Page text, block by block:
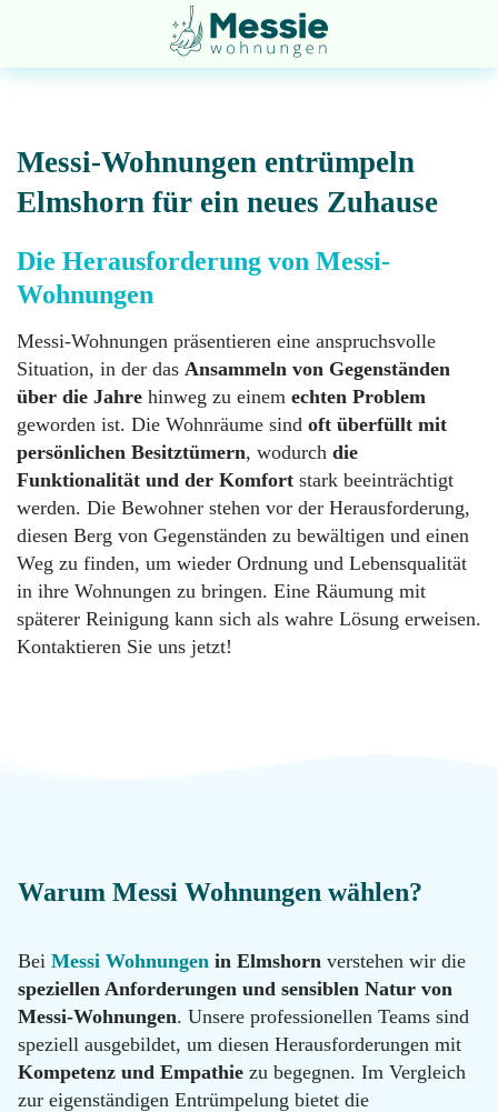
Messi-Wohnungen entrümpeln
Elmshorn für ein neues Zuhause
Die Herausforderung von Messi-
Wohnungen
Messi-Wohnungen präsentieren eine anspruchsvolle
Situation, in der das Ansammeln von Gegenständen
über die Jahre hinweg zu einem echten Problem
geworden ist. Die Wohnräume sind oft überfüllt mit
persönlichen Besitztümern, wodurch die
Funktionalität und der Komfort stark beeinträchtigt
werden. Die Bewohner stehen vor der Herausforderung,
diesen Berg von Gegenständen zu bewältigen und einen
Weg zu finden, um wieder Ordnung und Lebensqualität
in ihre Wohnungen zu bringen. Eine Räumung mit
späterer Reinigung kann sich als wahre Lösung erweisen.
Kontaktieren Sie uns jetzt!
Warum Messi Wohnungen wählen?
Bei Messi Wohnungen in Elmshorn verstehen wir die
speziellen Anforderungen und sensiblen Natur von
Messi-Wohnungen. Unsere professionellen Teams sind
speziell ausgebildet, um diesen Herausforderungen mit
Kompetenz und Empathie zu begegnen. Im Vergleich
zur eigenständigen Entrümpelung bietet die
Entsorgung
Entrümpelung
Geruchsneutralisation
Messie
Reinigung
Desinfektion
0800
11 22
100
Email
info@messie-
wohnungen.de
Startseite
Über
uns
Impressum
Datenschutz
Kontakt
info@messie-